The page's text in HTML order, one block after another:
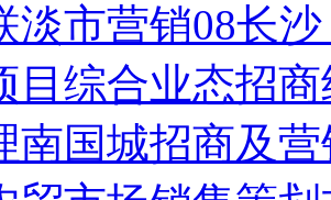
淡市营销08长
目综合业态招
南国城招商及